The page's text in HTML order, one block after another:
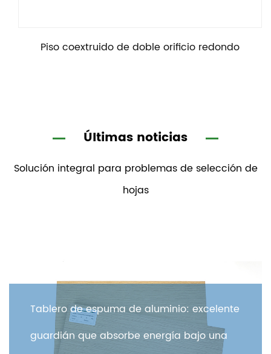
Piso coextruido de doble orificio redondo
Últimas noticias
Solución integral para problemas de selección de
hojas
de aluminio: excelente
absorbe energía bajo una
Planchas de
garantía de
efectos